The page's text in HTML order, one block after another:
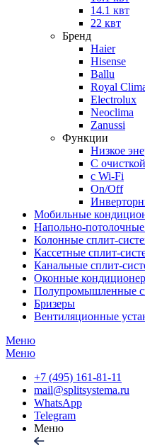
14.1 квт
22 квт
Бренд
Haier
Hisense
Ballu
Royal
Electrolux
Neoclima
Zanussi
Функции
Низкое
С
с Wi-Fi
On/Off
Мобильные
Напольно-
Колонные ​​сплит-
Кассетные сплит-
Канальные сплит-
Оконные
Полупромышленные
Бризеры
Вентиляционные
Меню
Меню
+7 (495) 161-81-11
mail@splitsystema.ru
WhatsApp
Telegram
Меню